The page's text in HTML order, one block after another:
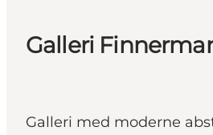
For børn
Galleri
Galleri med moderne